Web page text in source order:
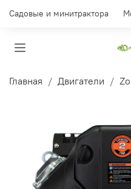
Садовые и минитрактора
Главная Двигатели